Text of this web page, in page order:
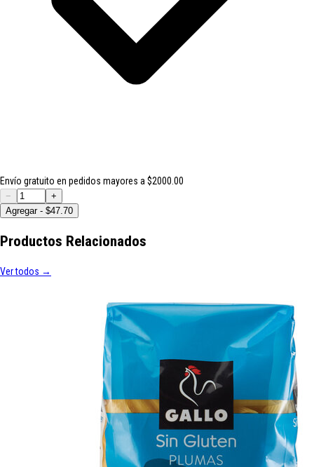
Envío gratuito en pedidos mayores a $2000.00
−
+
Agregar - $47.70
Productos Relacionados
Ver todos →